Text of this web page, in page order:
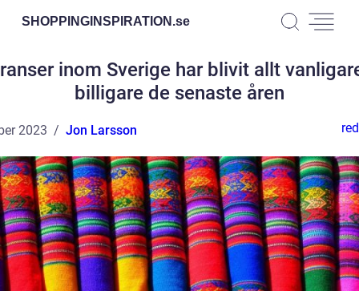
SHOPPINGINSPIRATION.se
inom Sverige har blivit allt
billigare de senaste åren
2023 Jon Larsson